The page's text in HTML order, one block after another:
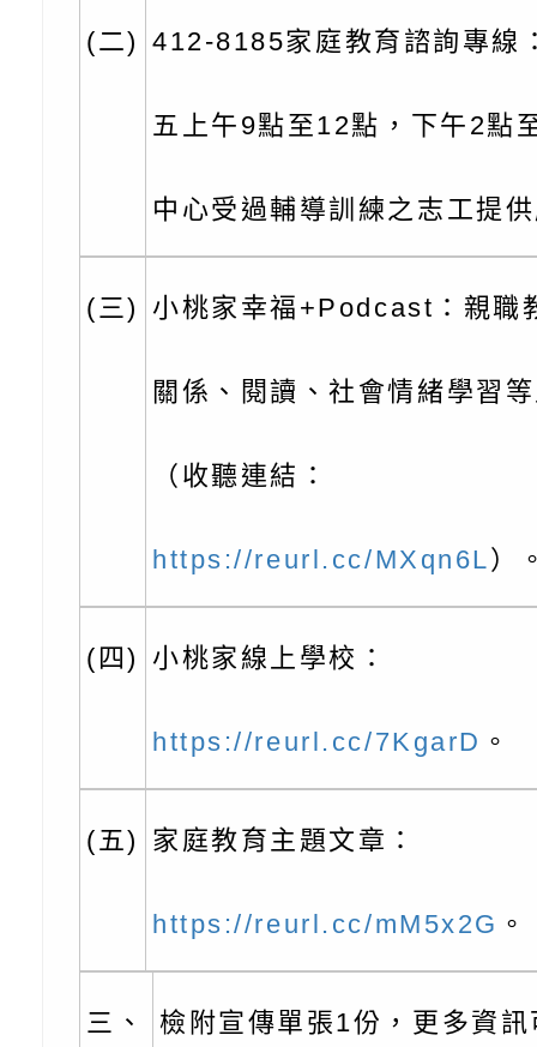
訊
「櫻桃小丸子原作40
檢送桃園市政府LED
「115學年度身心障
知能研習」
檢送桃園市政府LED
字稿
函轉國立臺灣師範大
「115學年度身心障
知能研習」
有關桃園市八德區大
學辦理「音樂班第27
樂會-憶起玩樂」
檢送桃園市政府家庭
「小桃家5月課程資
子的人際必修課」、
檢送「小桃家幸福+
實體座談會」海報
函轉臺北市勞動力重
摩據點視覺設計競賽
章
字稿
函轉教育部訂於115
(星期六)下午2時至5
林區士商路189號）
理「115年度515國
導及系列座談活動」
檢送本市115學年度
安全宣導
檢送本府新聞處115
安全宣導
有關衛生福利部辦
逆境少年家庭支持服
員專業輔導及效能精
轉知社團法人中華民
礙聯盟辦理「2026
台灣遊戲治療學會
(二) 412-8185家庭教育諮詢專線
五上午9點至12點，下午2點
中心受過輔導訓練之志工提
(三) 小桃家幸福+Podcast：親職
關係、閱讀、社會情緒學習
（收聽連結：
https://reurl.cc/MXqn6L ）
(四) 小桃家線上學校：
https://reurl.cc/7KgarD 。
(五) 家庭教育主題文章：
https://reurl.cc/mM5x2G 。
三、 檢附宣傳單張1份，更多資